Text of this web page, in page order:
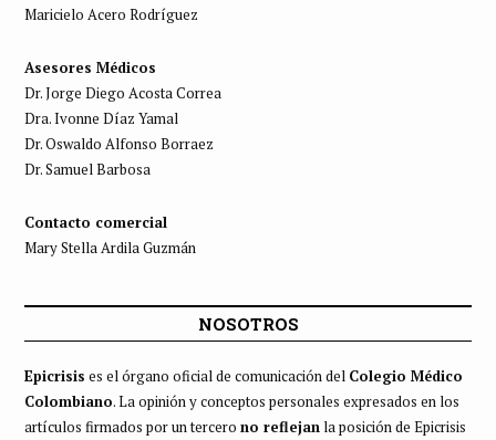
Maricielo Acero Rodríguez
Asesores Médicos
Dr. Jorge Diego Acosta Correa
Dra. Ivonne Díaz Yamal
Dr. Oswaldo Alfonso Borraez
Dr. Samuel Barbosa
Contacto comercial
Mary Stella Ardila Guzmán
NOSOTROS
Epicrisis es el órgano oficial de comunicación del Colegio Médico
Colombiano. La opinión y conceptos personales expresados en los
artículos firmados por un tercero no reflejanla posición de Epicrisis